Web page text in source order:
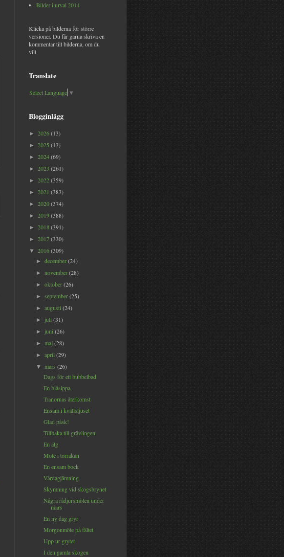
Bilder i urval 2014
Klicka på bilderna för större
versioner. Du får gärna skriva en
kommentar till bilderna, om du
vill.
Translate
Select Language ▼
Blogginlägg
► 2026(13)
► 2025 (13)
► 2024(69)
► 2023 (261)
► 2022(359)
► 2021 (383)
► 2020(374)
► 2019(388)
► 2018 (391)
► 2017(330)
▼ 2016(309)
►december(24)
►november(28)
►oktober(26)
►september(25)
►augusti(24)
► juli(31)
► juni(26)
►maj(28)
►april(29)
▼mars(26)
Dags för ett bubbelbad
En blåsippa
Tranornas återkomst
Ensam i kvällsljuset
Glad påsk!
Tillbaka till grävlingen
En älg
Möte i torrakan
En ensam bock
Vårdagjämning
Skymning vid skogsbrynet
Några rådjursmöten under
mars
En ny dag gryr
Morgonmöte på fältet
Upp ur grytet
I den gamla skogen